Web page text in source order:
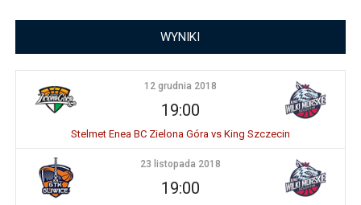
WYNIKI
12 grudnia 2018
19:00
Stelmet Enea BC Zielona Góra vs King Szczecin
23 listopada 2018
19:00